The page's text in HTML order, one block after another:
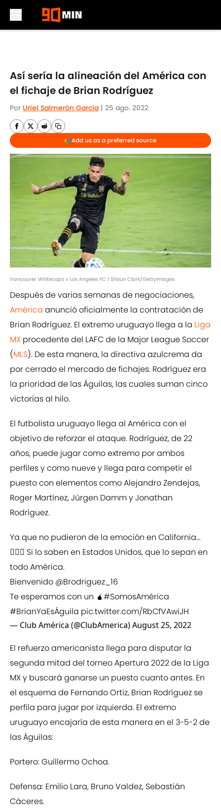
Así sería la alineación del América con
el fichaje de Brian Rodríguez
Por Uriel Salmerón García | 25 ago. 2022
Add us as a preferred source
Vancouver Whitecaps v Los Angeles FC | Shaun Clark/GettyImages
Después de varias semanas de negociaciones,
América anunció oficialmente la contratación de
Brian Rodríguez. El extremo uruguayo llega a la Liga
MX procedente del LAFC de la Major League Soccer
(MLS). De esta manera, la directiva azulcrema da
por cerrado el mercado de fichajes. Rodríguez era
la prioridad de las Águilas, las cuales suman cinco
victorias al hilo.
El futbolista uruguayo llega al América con el
objetivo de reforzar el ataque. Rodríguez, de 22
años, puede jugar como extremo por ambos
perfiles y como nueve y llega para competir el
puesto con elementos como Alejandro Zendejas,
Roger Martínez, Jürgen Damm y Jonathan
Rodríguez.
Ya que no pudieron de la emoción en California…
🤦🏻‍♂️ Si lo saben en Estados Unidos, que lo sepan en
todo América.
Bienvenido @Brodriguez_16
Te esperamos con un 🧉#SomosAmérica
#BrianYaEsÁguila pic.twitter.com/RbCfVAwiJH
— Club América (@ClubAmerica)August 25, 2022
El refuerzo americanista llega para disputar la
segunda mitad del torneo Apertura 2022 de la Liga
MX y buscará ganarse un puesto cuanto antes. En
el esquema de Fernando Ortiz, Brian Rodríguez se
perfila para jugar por izquierda. El extremo
uruguayo encajaría de esta manera en el 3-5-2 de
las Águilas:
Portero: Guillermo Ochoa.
Defensa: Emilio Lara, Bruno Valdez, Sebastián
Cáceres.